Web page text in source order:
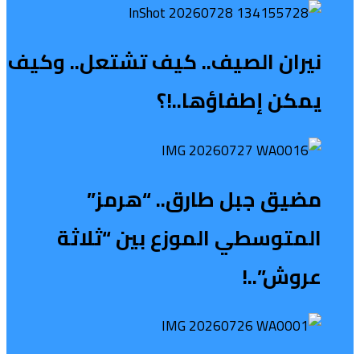
نيران الصيف.. كيف تشتعل.. وكيف
يمكن إطفاؤها..!؟
مضيق جبل طارق.. “هرمز”
المتوسطي الموزع بين “ثلاثة
عروش”..!